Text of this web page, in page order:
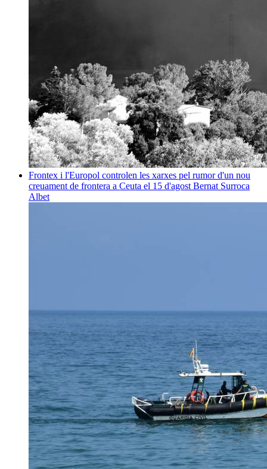
Frontex i l'Europol controlen les xarxes pel rumor d'un nou
creuament de frontera a Ceuta el 15 d'agost Bernat Surroca
Albet